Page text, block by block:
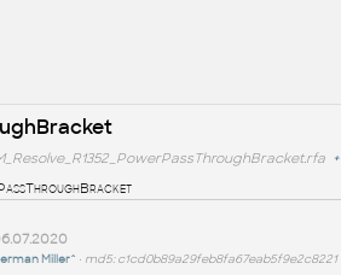
+
Miller^ • md5: c1cd0b89a29feb8fa67eab5f9e2c8221